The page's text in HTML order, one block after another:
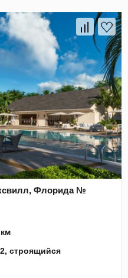
Флорида №
строящийся